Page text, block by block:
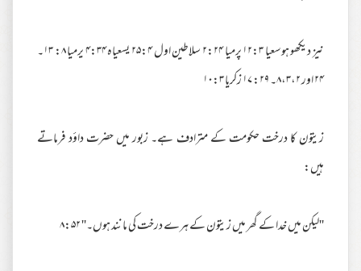
نیز دیکھو ہوسعیا ۱۲:۳ پرمیا ۲:۲۴ سلاطین اول ۲۵:۴ یسعیاہ ۴:۳۴ یرمیا ۸: ۱۳۔
۲۴ اور ۸،۳،۲۔ ۲۹: ۱۷ زکریا ۱۰:۳
زیتون کا درخت حکومت کے مترادف ہے۔ زبور میں حضرت داؤد فرماتے
ہیں:
''لیکن میں خدا کے گھر میں زیتون کے ہرے درخت کی مانند ہوں۔'' ۸:۵۲